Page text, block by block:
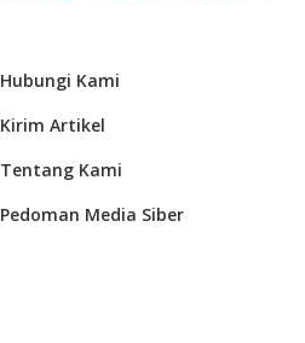
Hubungi Kami
Kirim Artikel
Tentang Kami
Pedoman Media Siber